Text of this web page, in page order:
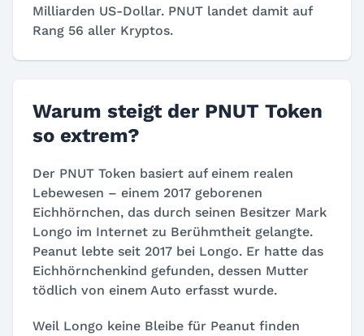
Milliarden US-Dollar. PNUT landet damit auf
Rang 56 aller Kryptos.
Warum steigt der PNUT Token
so extrem?
Der PNUT Token basiert auf einem realen
Lebewesen – einem 2017 geborenen
Eichhörnchen, das durch seinen Besitzer Mark
Longo im Internet zu Berühmtheit gelangte.
Peanut lebte seit 2017 bei Longo. Er hatte das
Eichhörnchenkind gefunden, dessen Mutter
tödlich von einem Auto erfasst wurde.
Weil Longo keine Bleibe für Peanut finden